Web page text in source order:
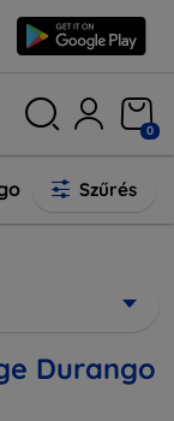
0
Szűrés
Durango